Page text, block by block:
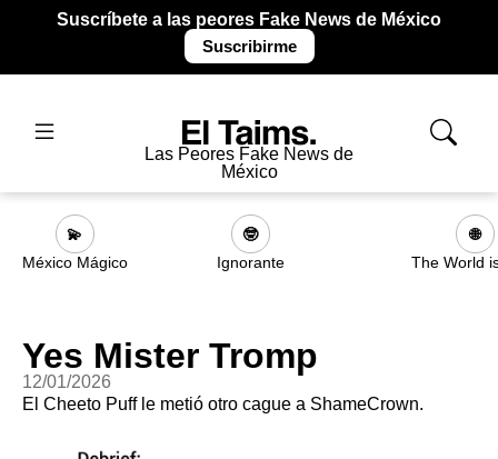
Suscríbete a las peores Fake News de México
Suscribirme
Las Peores Fake News de
México
💫
México Mágico
🤓
Ignorante
🌐
The World
Yes Mister Tromp
12/01/2026
El Cheeto Puff le metió otro cague a ShameCrown.